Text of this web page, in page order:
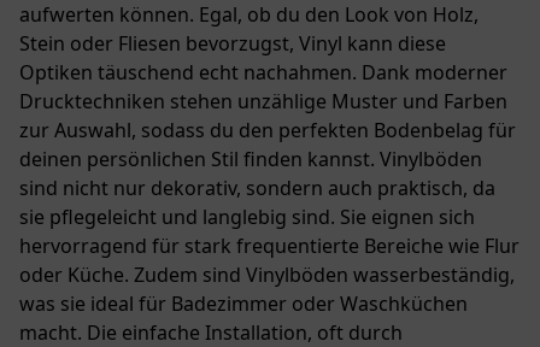
aufwerten können. Egal, ob du den Look von Holz,
Stein oder Fliesen bevorzugst, Vinyl kann diese
Optiken täuschend echt nachahmen. Dank moderner
Drucktechniken stehen unzählige Muster und Farben
zur Auswahl, sodass du den perfekten Bodenbelag für
deinen persönlichen Stil finden kannst. Vinylböden
sind nicht nur dekorativ, sondern auch praktisch, da
sie pflegeleicht und langlebig sind. Sie eignen sich
hervorragend für stark frequentierte Bereiche wie Flur
oder Küche. Zudem sind Vinylböden wasserbeständig,
was sie ideal für Badezimmer oder Waschküchen
macht. Die einfache Installation, oft durch